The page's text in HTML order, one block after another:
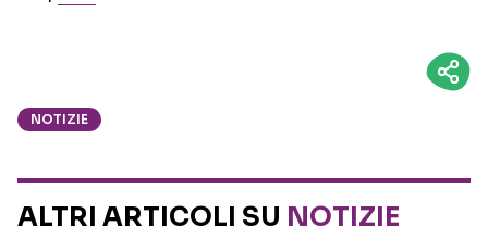
NOTIZIE
ALTRI ARTICOLI SU NOTIZIE